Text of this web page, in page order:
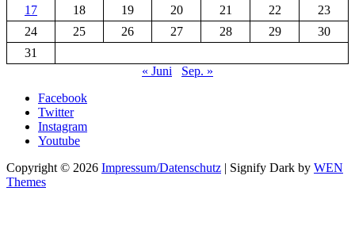
17 18 19 20 21 22
23
24
25 26 27 28 29
30
31
« Juni
Sep. »
Facebook
Twitter
Instagram
Youtube
Copyright © 2026 Impressum/Datenschutz | Signify Dark by WEN
Themes